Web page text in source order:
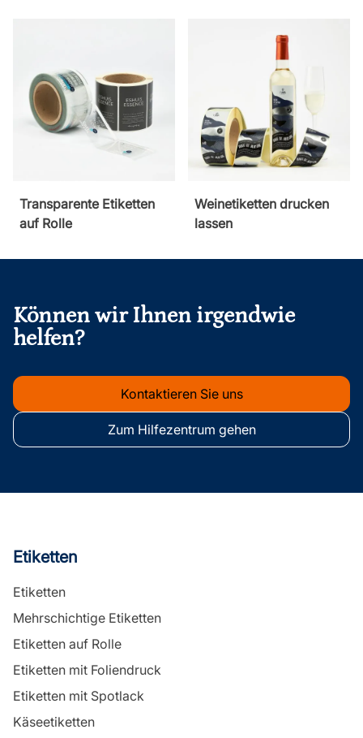
Transparente Etiketten
auf Rolle
Weinetiketten drucken
lassen
Können wir Ihnen irgendwie
helfen?
Kontaktieren Sie uns
Zum Hilfezentrum gehen
Etiketten
Etiketten
Mehrschichtige Etiketten
Etiketten auf Rolle
Etiketten mit Foliendruck
Etiketten mit Spotlack
Käseetiketten